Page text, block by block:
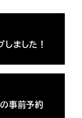
ました！
事前予約